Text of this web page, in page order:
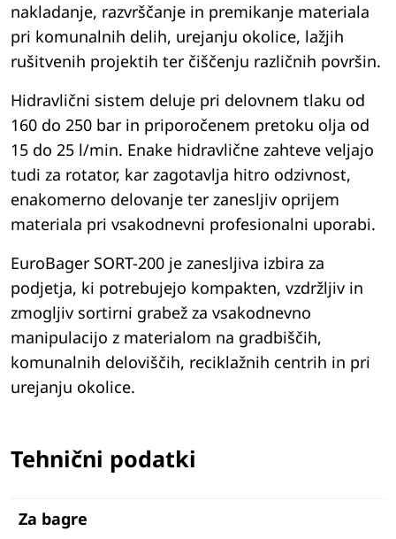
nakladanje, razvrščanje in premikanje materiala
pri komunalnih delih, urejanju okolice, lažjih
rušitvenih projektih ter čiščenju različnih površin.
Hidravlični sistem deluje pri delovnem tlaku od
160 do 250 bar in priporočenem pretoku olja od
15 do 25 l/min. Enake hidravlične zahteve veljajo
tudi za rotator, kar zagotavlja hitro odzivnost,
enakomerno delovanje ter zanesljiv oprijem
materiala pri vsakodnevni profesionalni uporabi.
EuroBager SORT-200 je zanesljiva izbira za
podjetja, ki potrebujejo kompakten, vzdržljiv in
zmogljiv sortirni grabež za vsakodnevno
manipulacijo z materialom na gradbiščih,
komunalnih deloviščih, reciklažnih centrih in pri
urejanju okolice.
Tehnični podatki
Za bagre